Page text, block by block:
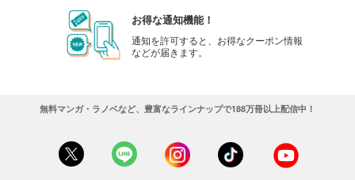
お得な通知機能！
通知を許可すると、お得なクーポン情報
などが届きます。
無料マンガ・ラノベなど、豊富なラインナップで188万冊以上配信中！